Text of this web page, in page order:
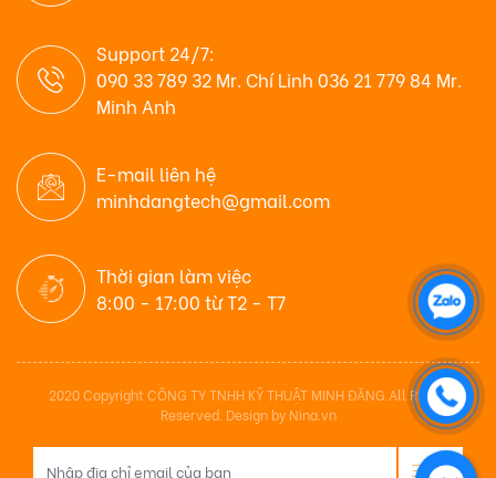
Support 24/7:
090 33 789 32 Mr. Chí Linh 036 21 779 84 Mr.
Minh Anh
E-mail liên hệ
minhdangtech@gmail.com
Thời gian làm việc
8:00 - 17:00 từ T2 - T7
2020 Copyright CÔNG TY TNHH KỸ THUẬT MINH ĐĂNG.All Rights
Reserved. Design by Nina.vn